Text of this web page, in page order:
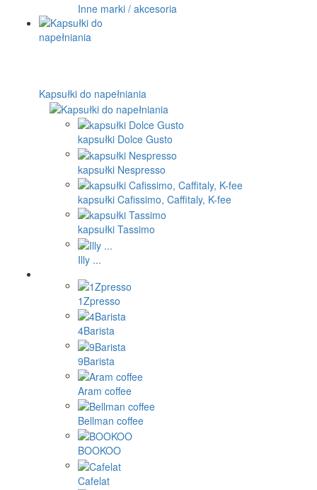
Inne marki / akcesoria
Kapsułki do napełniania
kapsułki Dolce Gusto
kapsułki Nespresso
kapsułki Cafissimo, Caffitaly, K-fee
kapsułki Tassimo
Illy ...
1Zpresso
4Barista
9Barista
Aram coffee
Bellman coffee
BOOKOO
Cafelat